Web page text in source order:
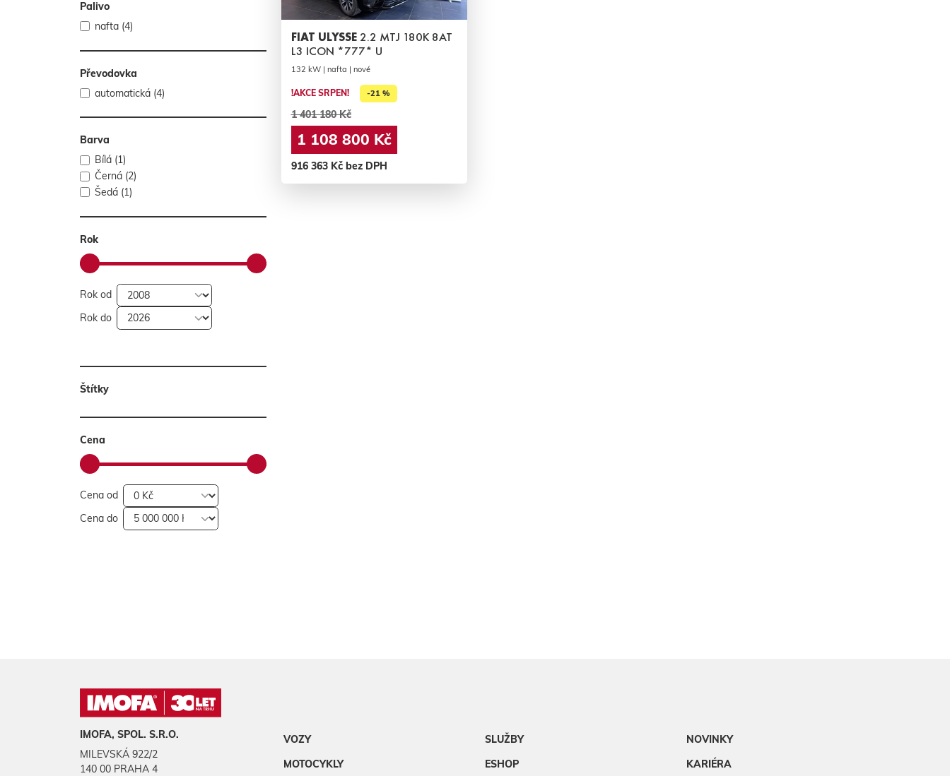
Palivo
nafta (4)
Převodovka
automatická (4)
Barva
Bílá (1)
Černá (2)
Šedá (1)
Rok
Rok od
Rok do
Štítky
Cena
Cena od
Cena do
FIAT ULYSSE 2.2 MTJ 180K 8AT
L3 ICON *777* U
132 kW | nafta | nové
!AKCE SRPEN! -21 %
1 401 180 Kč
1 108 800 Kč
916 363 Kč bez DPH
IMOFA, SPOL. S.R.O.
MILEVSKÁ 922/2
140 00 PRAHA 4
VOZY
MOTOCYKLY
SLUŽBY
ESHOP
NOVINKY
KARIÉRA